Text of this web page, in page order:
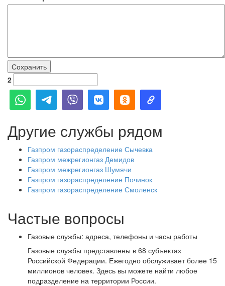
2
Другие службы рядом
Газпром газораспределение Сычевка
Газпром межрегионгаз Демидов
Газпром межрегионгаз Шумячи
Газпром газораспределение Починок
Газпром газораспределение Смоленск
Частые вопросы
Газовые службы: адреса, телефоны и часы работы
Газовые службы представлены в 68 субъектах
Российской Федерации. Ежегодно обслуживает более 15
миллионов человек. Здесь вы можете найти любое
подразделение на территории России.